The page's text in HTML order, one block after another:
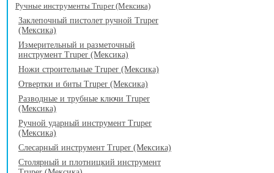
Ручные инструменты Truper (Мексика)
Заклепочный пистолет ручной Truper
(Мексика)
Измерительный и разметочный
инструмент Truper (Мексика)
Ножи строительные Truper (Мексика)
Отвертки и биты Truper (Мексика)
Разводные и трубные ключи Truper
(Мексика)
Ручной ударный инструмент Truper
(Мексика)
Слесарный инструмент Truper (Мексика)
Столярный и плотницкий инструмент